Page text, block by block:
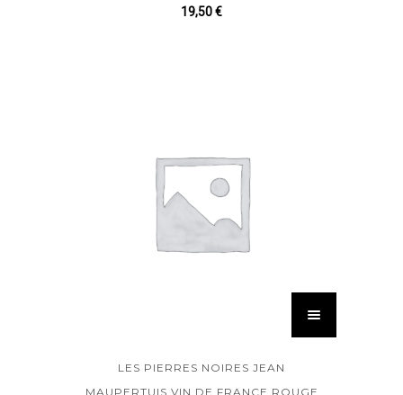
19,50€
LES PIERRES NOIRES JEAN
MAUPERTUIS VIN DE FRANCE ROUGE